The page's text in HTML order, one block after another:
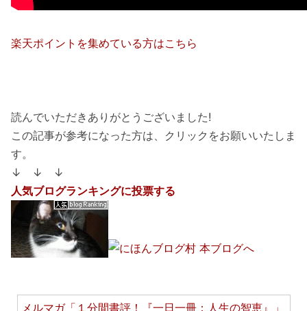
楽天ポイントを集めている方はこちら
読んでいただきありがとうございました!
この記事が参考になった方は、クリックをお願いいたしま
す。
↓ ↓ ↓
人気ブログランキングに投票する
メルマガ「１分間書評！『一日一冊：人生の智恵』」